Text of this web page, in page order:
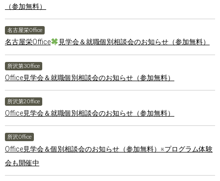
（参加無料）
名古屋栄Office
名古屋栄Office 見学会＆就職個別相談会のお知らせ（参加無料）
所沢第3Office
Office見学会＆就職個別相談会のお知らせ（参加無料）
所沢第2Office
Office見学会＆就職個別相談会のお知らせ（参加無料）
所沢Office
Office見学会＆個別相談会のお知らせ（参加無料）※プログラム体験
会も開催中